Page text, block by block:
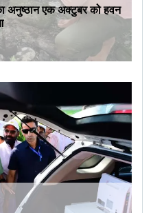
अनुष्ठान एक अक्टुबर को हवन